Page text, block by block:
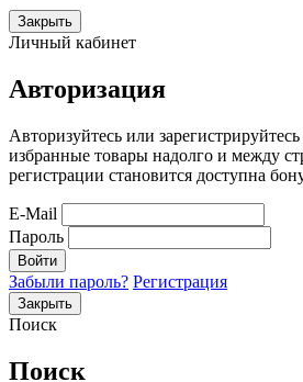
Закрыть
Личный кабинет
Авторизация
Авторизуйтесь или
избранные товары надолго и между
регистрации становится доступна
E-Mail
Пароль
Войти
Забыли пароль? Регистрация
Закрыть
Поиск
Поиск